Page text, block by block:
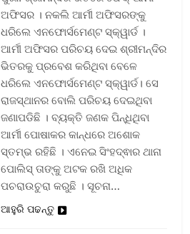
ଅଫିସର । ନକଲି ଆର୍ମୀ ଅଫିସରଙ୍କୁ
ଧରିଲେ ଏନଫୋର୍ସମେଣ୍ଟ ସ୍କ୍ୱାର୍ଡ ।
ଆର୍ମୀ ଅଫିସର ପରିଚୟ ଦେଇ ଶ୍ରୀମନ୍ଦିର
ଭିତରକୁ ପ୍ରବେଶ କରିଥିବା ବେଳେ
ଧରିଲେ ଏନଫୋର୍ସମେଣ୍ଟ ସ୍କ୍ୱାର୍ଡ। ସେ
ରାଜସ୍ଥାନର ବୋଲି ପରିଚୟ ଦେଇଥିବା
ଜଣାପଡିଛି । ବ୍ୟକ୍ତି ଜଣକ ପିନ୍ଧିଥିବା
ଆର୍ମୀ ପୋଷାକର କାନ୍ଧରେ ଅଶୋକ
ସ୍ତମ୍ଭ ରହିଛି । ଏନେଇ ସିଂହଦ୍ଵାର ଥାନା
ପୋଲିସ୍ ତାଙ୍କୁ ଅଟକ ରଖି ଅଧିକ
ପଚରାଉଚୁରା କରୁଛି । ସୂଚନା…
ଆହୁରି ପଢନ୍ତୁ